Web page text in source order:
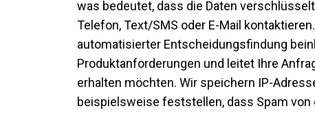
was bedeutet, dass die Daten
Telefon, Text/SMS oder E-Mail
automatisierter Entscheidungsfindung
Produktanforderungen und leitet Ihre
erhalten möchten. Wir speichern IP-
beispielsweise feststellen, dass Spam